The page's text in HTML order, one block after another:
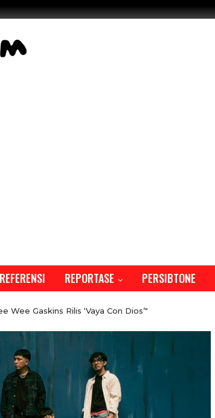
REFERENSI REPORTASE PERSIBTONE
Wee Gaskins Rilis ‘Vaya Con Dios’"
REPORTASE